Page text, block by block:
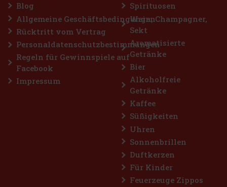
Nuxe Huile Prodigieuse Dry Oil ® Or Florale 50 ml
Blog
Allgemeine Geschäftsbedingungen
Rücktritt vom Vertrag
Personaldatenschutzbestimmungen
Regeln für Gewinnspiele auf
Facebook
Impressum
Spirituosen
Wein, Champagner,
Sekt
Aromatisierte
Getränke
Bier
Alkoholfreie
Getränke
Kaffee
Süßigkeiten
Uhren
Sonnenbrillen
Duftkerzen
Für Kinder
Feuerzeuge Zippos